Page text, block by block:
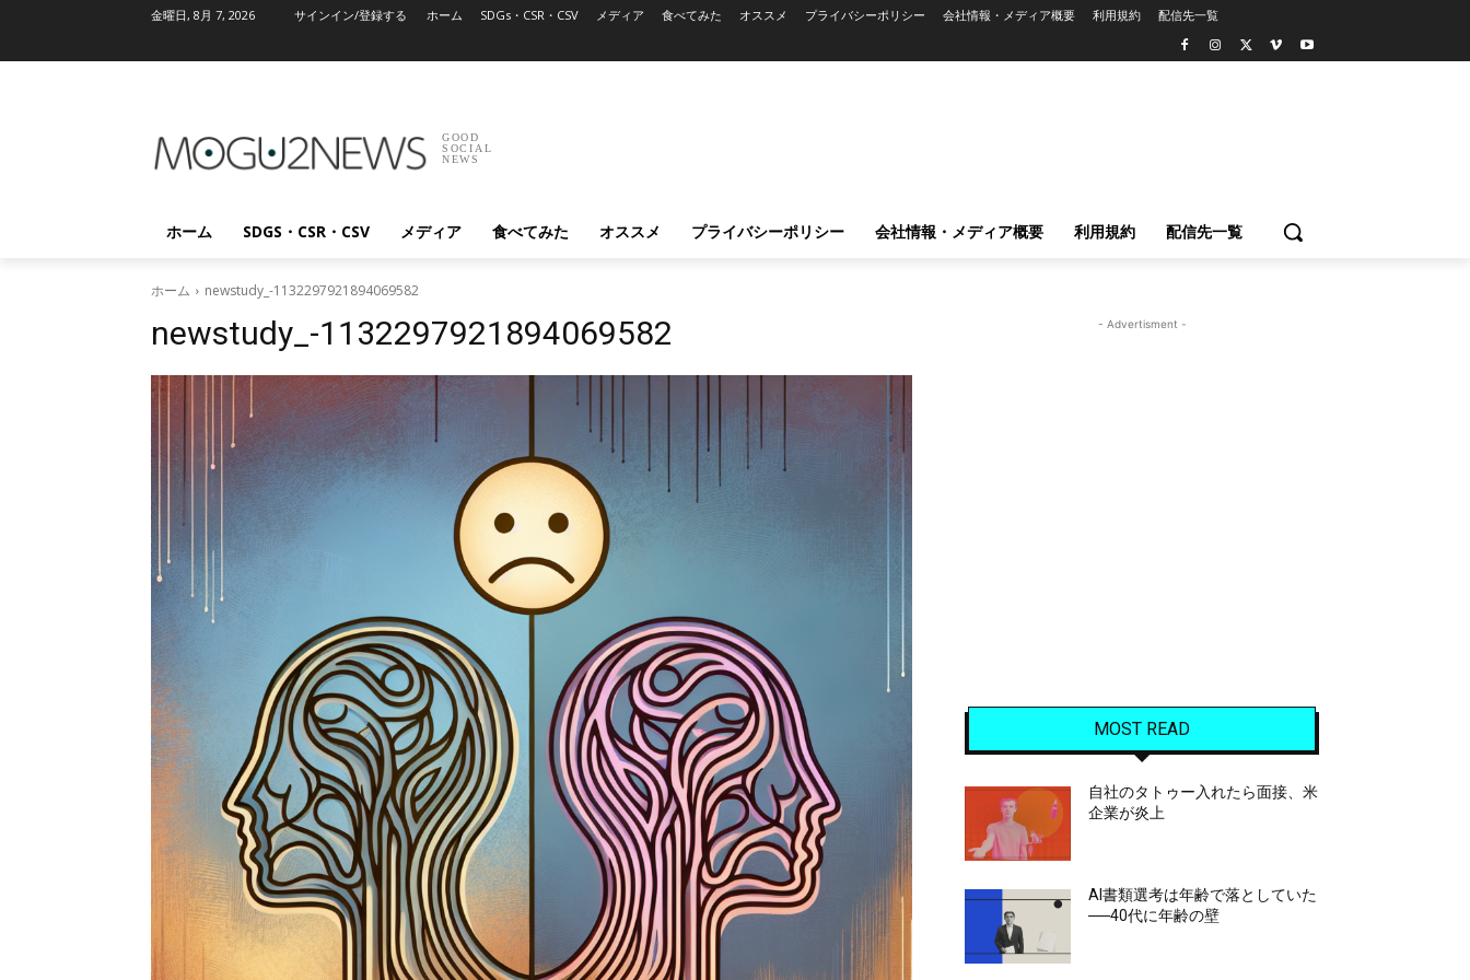
金曜日, 8月 7, 2026 サインイン/登録する ホーム SDGs・CSR・CSV メディア 食べてみた オススメ プライバシーポリシー 会社情報・メディア概要 利用規約 配信先一覧
GOOD
SOCIAL
NEWS
ホーム SDGS・CSR・CSV メディア 食べてみた オススメ プライバシーポリシー 会社情報・メディア概要 利用規約 配信先一覧
ホーム newstudy_-1132297921894069582
newstudy_-1132297921894069582 - Advertisment -
MOST READ
自社のタトゥー入れたら面接、米
企業が炎上
AI書類選考は年齢で落としていた
──40代に年齢の壁